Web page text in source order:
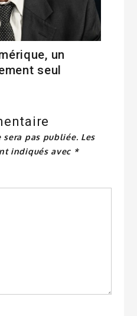
un
seul
sera pas publiée. Les
indiqués avec *